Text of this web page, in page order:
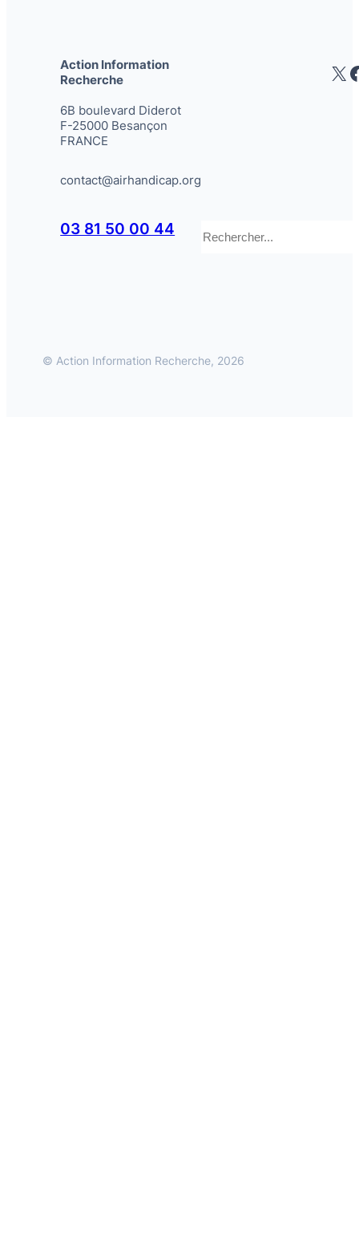
Action Information
Recherche
6B boulevard Diderot
F-25000 Besançon
FRANCE
contact@airhandicap.org
03 81 50 00 44
X
© Action Information Recherche, 2026